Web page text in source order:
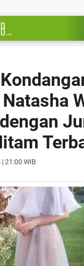
21:00 WIB